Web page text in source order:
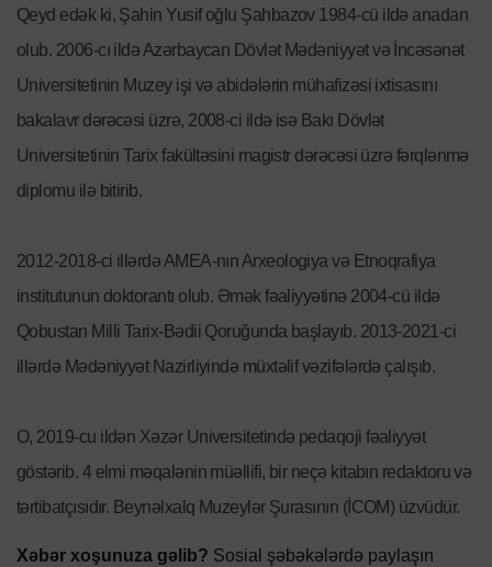
Qeyd edək ki, Şahin Yusif oğlu Şahbazov 1984-cü ildə anadan
olub. 2006-cı ildə Azərbaycan Dövlət Mədəniyyət və İncəsənət
Universitetinin Muzey işi və abidələrin mühafizəsi ixtisasını
bakalavr dərəcəsi üzrə, 2008-ci ildə isə Bakı Dövlət
Universitetinin Tarix fakültəsini magistr dərəcəsi üzrə fərqlənmə
diplomu ilə bitirib.
2012-2018-ci illərdə AMEA-nın Arxeologiya və Etnoqrafiya
institutunun doktorantı olub. Əmək fəaliyyətinə 2004-cü ildə
Qobustan Milli Tarix-Bədii Qoruğunda başlayıb. 2013-2021-ci
illərdə Mədəniyyət Nazirliyində müxtəlif vəzifələrdə çalışıb.
O, 2019-cu ildən Xəzər Universitetində pedaqoji fəaliyyət
göstərib. 4 elmi məqalənin müəllifi, bir neçə kitabın redaktoru və
tərtibatçısıdır. Beynəlxalq Muzeylər Şurasının (İCOM) üzvüdür.
Xəbər xoşunuza gəlib? Sosial şəbəkələrdə paylaşın